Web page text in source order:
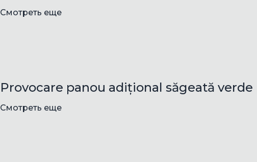
Смотреть еще
Provocare panou adițional săgeată verde
Смотреть еще